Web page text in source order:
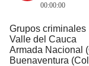
00:00:00
Grupos criminales
Valle del Cauca
Armada Nacional
Buenaventura